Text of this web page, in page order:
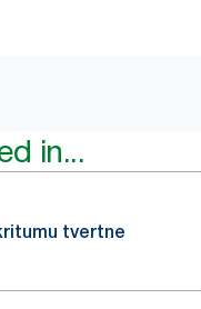
in...
tvertne